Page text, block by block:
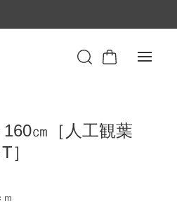
㎝［人工観葉
］
ｍ